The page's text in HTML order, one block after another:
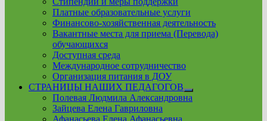
Платные образовательные услуги
Финансово-хозяйственная деятельность
Вакантные места для приема (Перевода)
обучающихся
Доступная среда
Международное сотрудничество
Организация питания в ДОУ
СТРАНИЦЫ НАШИХ ПЕДАГОГОВ
Show
sub
Полевая Людмила Александровна
Зайцева Елена Гавриловна
Афанасьева Елена Афанасьевна